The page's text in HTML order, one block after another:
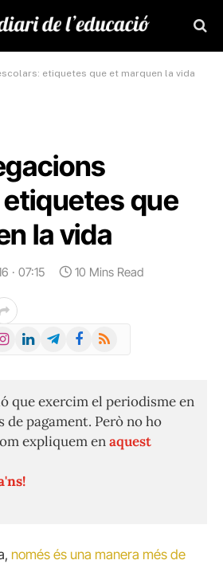
etiquetes que et marquen la vida
que
la vida
· 07:15 10 Mins Read
LinkedInTelegramFacebook
RSS
que exercim el periodisme en
de pagament. Però no ho
expliquem enaquest
només és una manera més de